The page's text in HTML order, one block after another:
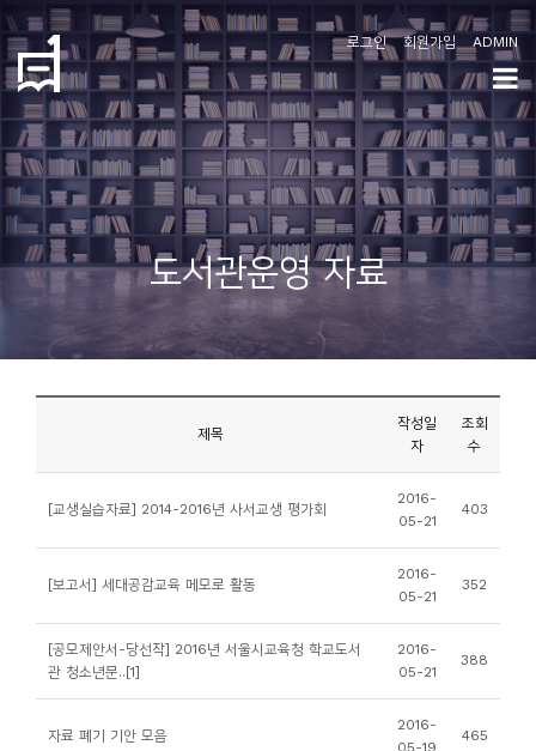
로그인 회원가입 ADMIN
도서관운영 자료
제목
작성일
자
조회
수
[교생실습자료] 2014-2016년 사서교생 평가회
2016-
05-21
403
[보고서] 세대공감교육 메모로 활동
2016-
05-21
352
[공모제안서-당선작] 2016년 서울시교육청 학교도서
관 청소년문..[1]
2016-
05-21
388
자료 폐기 기안 모음
2016-
05-19
465
학
도
협
소
개
지
사
아